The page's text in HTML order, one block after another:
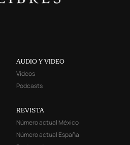
AUDIO Y VIDEO
Videos
Podcasts
REVISTA
Número actual México
Número actual España